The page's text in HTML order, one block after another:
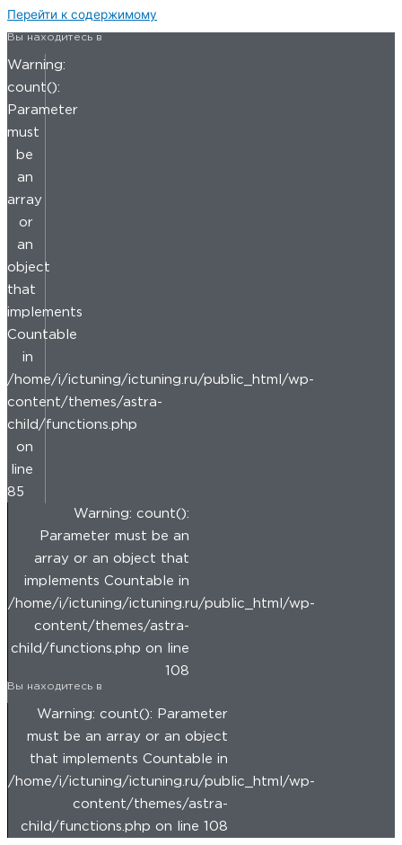
Перейти к содержимому
Вы находитесь в
Warning:
count():
Parameter
must
be
an
array
or
an
object
that
implements
Countable
in
/home/i/ictuning/ictuning.ru/public_html/wp-
content/themes/astra-
child/functions.php
on
line
85
Warning: count():
Parameter must be an
array or an object that
implements Countable in
/home/i/ictuning/ictuning.ru/public_html/wp-
content/themes/astra-
child/functions.php on line
108
Вы находитесь в
Warning: count(): Parameter
must be an array or an object
that implements Countable in
/home/i/ictuning/ictuning.ru/public_html/wp-
content/themes/astra-
child/functions.php on line 108